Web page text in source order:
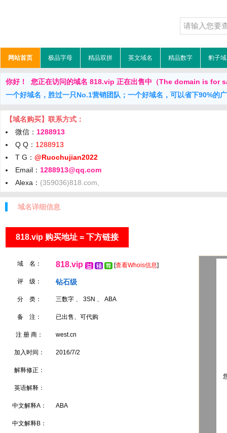
网站首页 极品字母 精品双拼 英文域名 精品数字 豹子
你好！ 您正在访问的域名 818.vip 正在出售中（The domain is for
一个好域名，胜过一只No.1营销团队；一个好域名，可以省下90%的
【域名购买】联系方式：
微信： 1288913
Q Q： 1288913
T G： @Ruochujian2022
Email： 1288913@qq.com
Alexa： (359036)818.com,
域名详细信息
818.vip 购买地址 = 下方链接
域 名： 818.vip [查看Whois信息]
评 级： 钻石级
分 类： 三数字 、 3SN 、 ABA
备 注： 已出售、可代购
注 册 商： west.cn
加入时间： 2016/7/2
解释修正：
英语解释：
中文解释A： ABA
中文解释B：